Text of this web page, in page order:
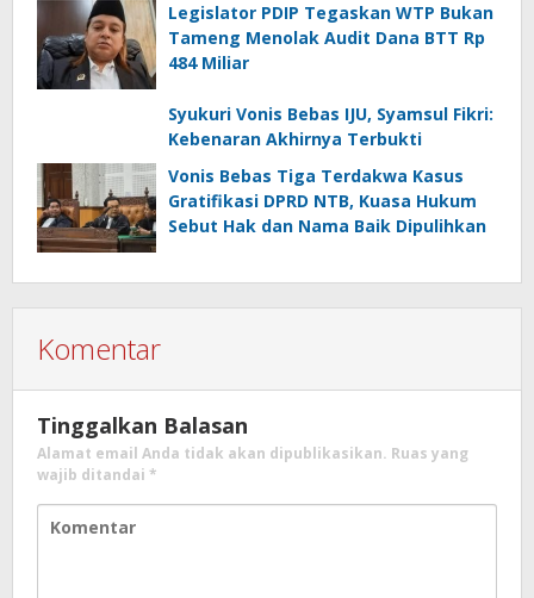
Legislator PDIP Tegaskan WTP Bukan
Tameng Menolak Audit Dana BTT Rp
484 Miliar
Syukuri Vonis Bebas IJU, Syamsul Fikri:
Kebenaran Akhirnya Terbukti
Vonis Bebas Tiga Terdakwa Kasus
Gratifikasi DPRD NTB, Kuasa Hukum
Sebut Hak dan Nama Baik Dipulihkan
Komentar
Tinggalkan Balasan
Alamat email Anda tidak akan dipublikasikan. Ruas yang
wajib ditandai *